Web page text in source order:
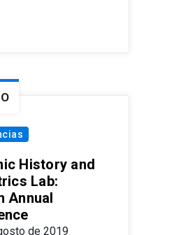
History and
Lab:
Annual
de 2019